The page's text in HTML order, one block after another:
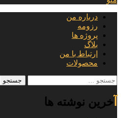
درباره من
رزومه
پروژه ها
بلاگ
ارتباط با من
محصولات
جستجو
آخرین نوشته ها